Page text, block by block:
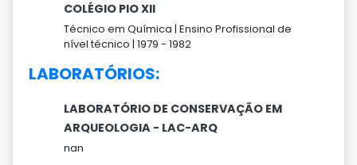
COLÉGIO PIO XII
Técnico em Química | Ensino Profissional de
nível técnico | 1979 - 1982
LABORATÓRIOS:
LABORATÓRIO DE CONSERVAÇÃO EM
ARQUEOLOGIA - LAC-ARQ
nan